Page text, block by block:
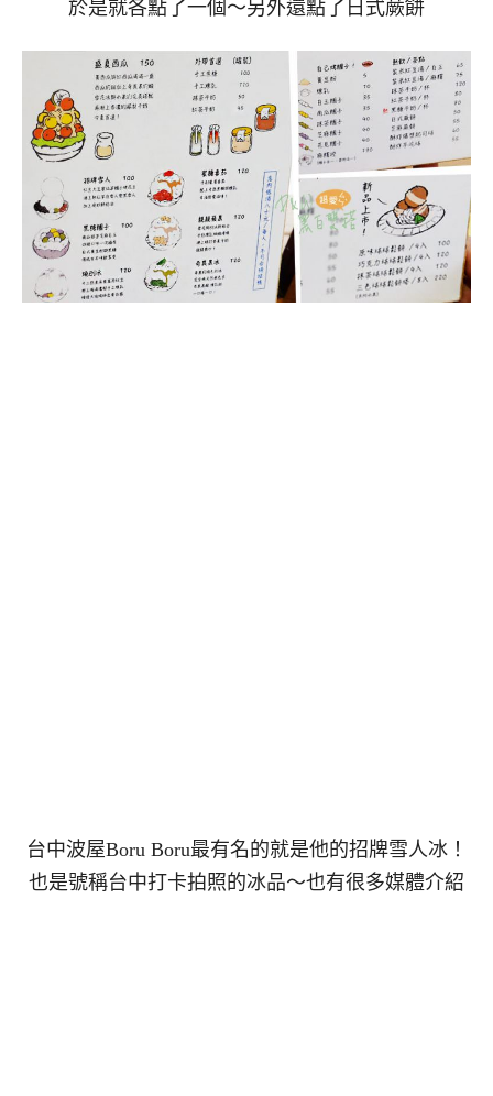
於是就各點了一個～另外還點了日式蕨餅
台中波屋Boru Boru最有名的就是他的招牌雪人冰！
也是號稱台中打卡拍照的冰品～也有很多媒體介紹